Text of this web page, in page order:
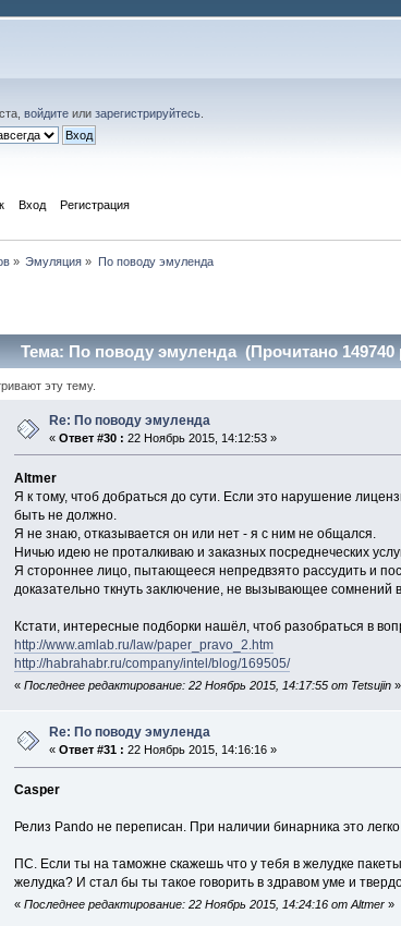
войдите илизарегистрируйтесь
Вход Регистрация
» Эмуляция » По поводу эмуленда
Тема: По поводу эмуленда (Прочитано 149740
эту тему.
Re: По поводу эмуленда
«Ответ #30 : 22 Ноябрь 2015, 14:12:53 »
Altmer
Я к тому, чтоб добраться до сути. Если это нарушение
быть не должно.
Я не знаю, отказывается он или нет - я с ним не общался.
Ничью идею не проталкиваю и заказных посреднеческих
Я стороннее лицо, пытающееся непредвзято рассудить и
доказательно ткнуть заключение, не вызывающее сомнений
Кстати, интересные подборки нашёл, чтоб разобраться в
http://www.amlab.ru/law/paper_pravo_2.htm
http://habrahabr.ru/company/intel/blog/169505/
«Последнее редактирование: 22 Ноябрь 2015, 14:17:55 от Tetsujin »
Re: По поводу эмуленда
«Ответ #31 : 22 Ноябрь 2015, 14:16:16 »
Casper
Релиз Pando не переписан. При наличии бинарника это
ПС. Если ты на таможне скажешь что у тебя в желудке
желудка? И стал бы ты такое говорить в здравом уме и
«Последнее редактирование: 22 Ноябрь 2015, 14:24:16 от Altmer »